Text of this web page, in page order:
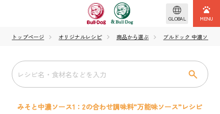
GLOBAL
トップページ オリジナルレシピ 商品から選ぶ ブルドック 中濃ソース
みそと中濃ソース1：2の合わせ調味料”万能味ソース”レシピ